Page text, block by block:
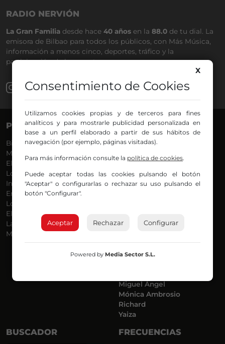
RADIO NERVIÓN
La Gran Familia desde hace 40 años en la 88.0 de tu dial. La
emisora de Bilbao para todos los públicos, con Más Música,
información a menos cinco, deportes, tráfico y la
participación de los oyentes.
PROGRAMAS
Bilbosport
Más Música
El Madrugador
Lo Más Nuevo
Informativos
En Ruta
Locos por la Música
El Supermadrugador
La Mañana de Radio Nervión
Más Madrugada
VOCES
Agurtzane
Dani
Eduardo
Eva Argote
Javi
José Ignacio
Joseba
Miguel Ángel
Mónica Ambrosio
Richard
Yaiza
BUSCADOR FRECUENCIAS
X
Consentimiento de Cookies
Utilizamos cookies propias y de terceros para fines
analíticos y para mostrarle publicidad personalizada en
base a un perfil elaborado a partir de sus hábitos de
navegación (por ejemplo, páginas visitadas).
Para más información consulte la política de cookies.
Puede aceptar todas las cookies pulsando el botón
"Aceptar" o configurarlas o rechazar su uso pulsando el
botón "Configurar".
Aceptar Rechazar Configurar
Powered by Media Sector S.L.